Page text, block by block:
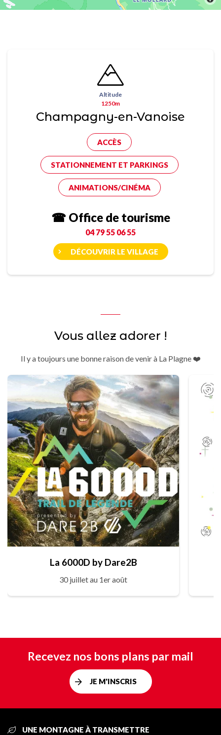
Altitude
1250m
Champagny-en-Vanoise
ACCÈS
STATIONNEMENT ET PARKINGS
ANIMATIONS/CINÉMA
☎ Office de tourisme
04 79 55 06 55
DÉCOUVRIR LE VILLAGE
Vous allez adorer !
Il y a toujours une bonne raison de venir à La Plagne ❤️
La 6000D by Dare2B
30 juillet au 1er août
Recevez nos bons plans par mail
JE M'INSCRIS
UNE MONTAGNE À TRANSMETTRE